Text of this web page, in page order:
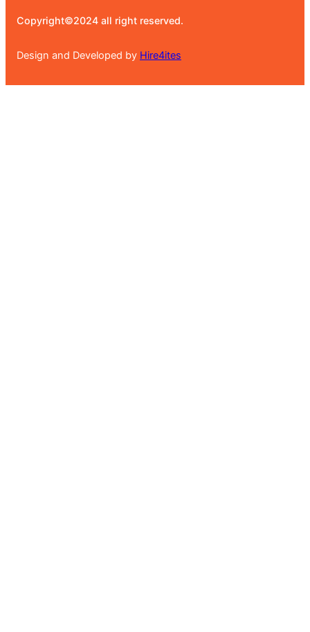
Copyright©2024 all right reserved.
Design and Developed by Hire4ites